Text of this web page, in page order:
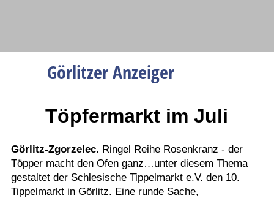
Görlitzer Anzeiger
Menüpunkte
Gesellschaft
Wirtschaft
Service
Töpfermarkt im Juli
Görlitz-Zgorzelec. Ringel Reihe Rosenkranz - der
Töpper macht den Ofen ganz…unter diesem Thema
gestaltet der Schlesische Tippelmarkt e.V. den 10.
Tippelmarkt in Görlitz. Eine runde Sache,